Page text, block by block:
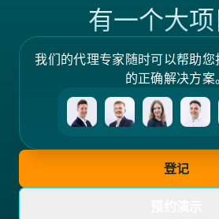
有一个大
我们的代理专家随时可以帮助
的正确解决方案
登记